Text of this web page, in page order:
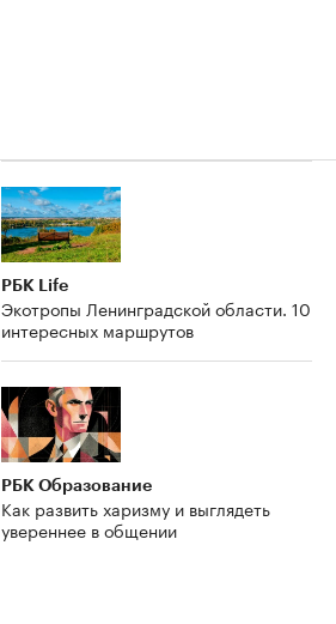
РБК Life
Экотропы Ленинградской области. 10
интересных маршрутов
РБК Образование
Как развить харизму и выглядеть
увереннее в общении